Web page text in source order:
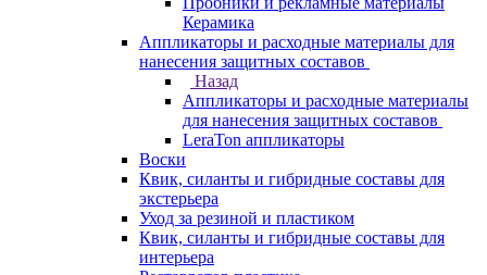
Керамика
Аппликаторы и расходные материалы для
нанесения защитных составов
Назад
Аппликаторы и расходные материалы
для нанесения защитных составов
LeraTon аппликаторы
Воски
Квик, силанты и гибридные составы для
экстерьера
Уход за резиной и пластиком
Квик, силанты и гибридные составы для
интерьера